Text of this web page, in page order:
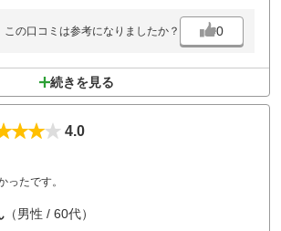
この口コミは参考になりましたか？ 0
続きを見る
4.0
ったです。
（男性 / 60代）